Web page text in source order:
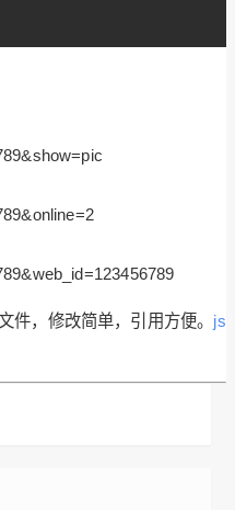
件，修改简单，引用方便。 js